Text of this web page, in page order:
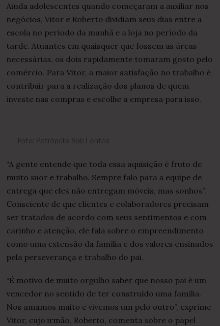
Ainda adolescentes quando começaram a auxiliar nos
negócios, Vitor e Roberto dividiam seus dias entre a
escola no período da manhã e a loja no período da
tarde. Atuantes em quaisquer que fossem as áreas
necessárias, os dois rapidamente tomaram gosto pelo
comércio. Para Vitor, a maior satisfação no trabalho é
contribuir para a realização dos planos de quem
investe nas compras e escolhe a empresa para isso.
Foto: Petrópolis Sob Lentes
“A gente entende que toda essa aquisição é fruto de
muito suor e trabalho. Sempre falo para a equipe de
entrega que eles não entregam móveis, mas sonhos”.
Consciente de que clientes e colaboradores precisam
ser tratados de acordo com seus sentimentos e com
carinho e atenção, ele fala sobre o empreendimento
como uma extensão da família e dos valores ensinados
pela perseverança e trabalho do pai.
“É motivo de muito orgulho saber que nosso pai é um
vencedor no sentido de ter construído uma família.
Nos amamos muito e vivemos um pelo outro”, exprime
Vitor, cujo irmão, Roberto, comenta sobre o papel